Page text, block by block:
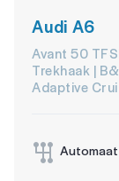
Audi A6
Avant 50
Trekhaak |
Adaptive
Automaat